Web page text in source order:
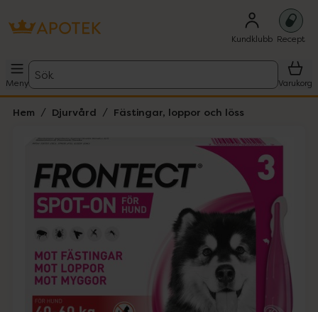
Kundklubb Recept
Meny
Sök
Varukorg
Hem Djurvård Fästingar, loppor och löss